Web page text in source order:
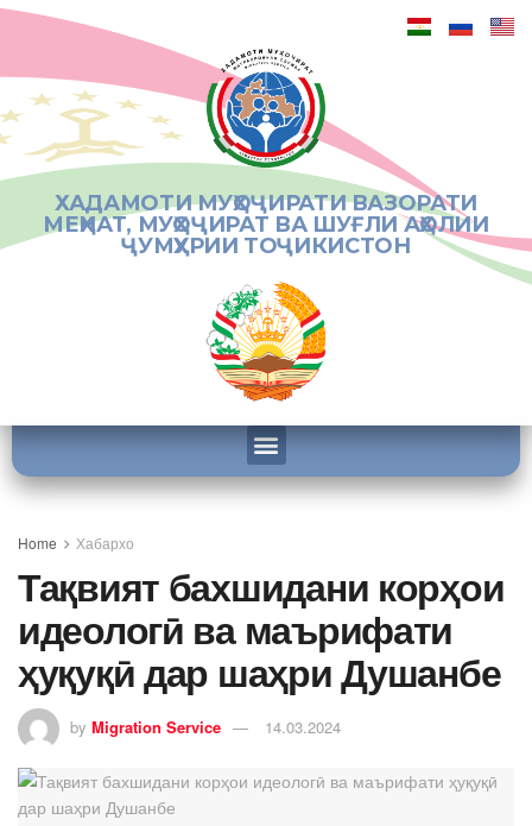
ХАДАМОТИ МУҲОҶИРАТИ ВАЗОРАТИ
МЕҲНАТ, МУҲОҶИРАТ ВА ШУҒЛИ АҲОЛИИ
ҶУМҲУРИИ ТОҶИКИСТОН
Home Хабархо
Тақвият бахшидани корҳои
идеологӣ ва маърифати
ҳуқуқӣ дар шаҳри Душанбе
by Migration Service 14.03.2024